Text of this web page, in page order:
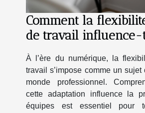
Comment la
de travail
productivité?
À l’ère du numérique, la
travail s’impose comme un
monde professionnel.
cette adaptation influence la
équipes est essentiel pour